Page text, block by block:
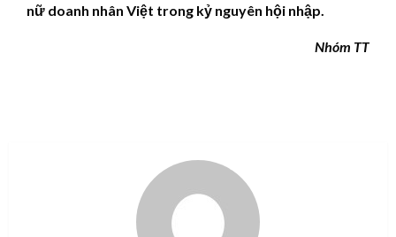
nữ doanh nhân Việt trong kỷ nguyên hội nhập.
Nhóm TT